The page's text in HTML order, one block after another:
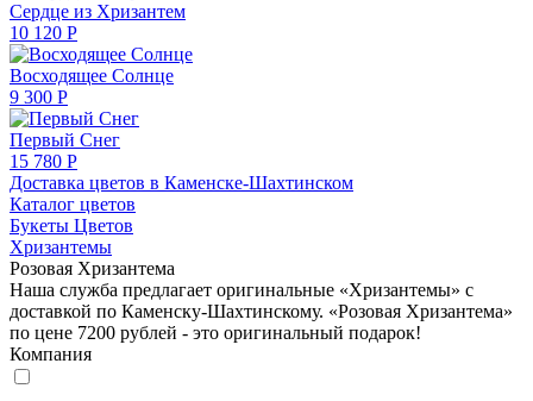
Сердце из Хризантем
10 120 Р
Восходящее Солнце
9 300 Р
Первый Снег
15 780 Р
Доставка цветов в Каменске-Шахтинском
Каталог цветов
Букеты Цветов
Хризантемы
Розовая Хризантема
Наша служба предлагает оригинальные «Хризантемы» с
доставкой по Каменску-Шахтинскому. «Розовая Хризантема»
по цене 7200 рублей - это оригинальный подарок!
Компания